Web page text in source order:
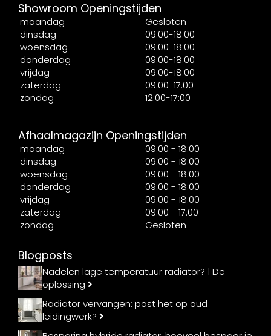
Showroom Openingstijden
maandag
Gesloten
dinsdag
09:00-18:00
woensdag
09:00-18:00
donderdag
09:00-18:00
vrijdag
09:00-18:00
zaterdag
09:00-17:00
zondag
12:00-17:00
Afhaalmagazijn Openingstijden
maandag
09:00 - 18:00
dinsdag
09:00 - 18:00
woensdag
09:00 - 18:00
donderdag
09:00 - 18:00
vrijdag
09:00 - 18:00
zaterdag
09:00 - 17:00
zondag
Gesloten
Blogposts
Nadelen lage temperatuur radiator? | De
oplossing
Radiator vervangen: past het op oud
leidingwerk?